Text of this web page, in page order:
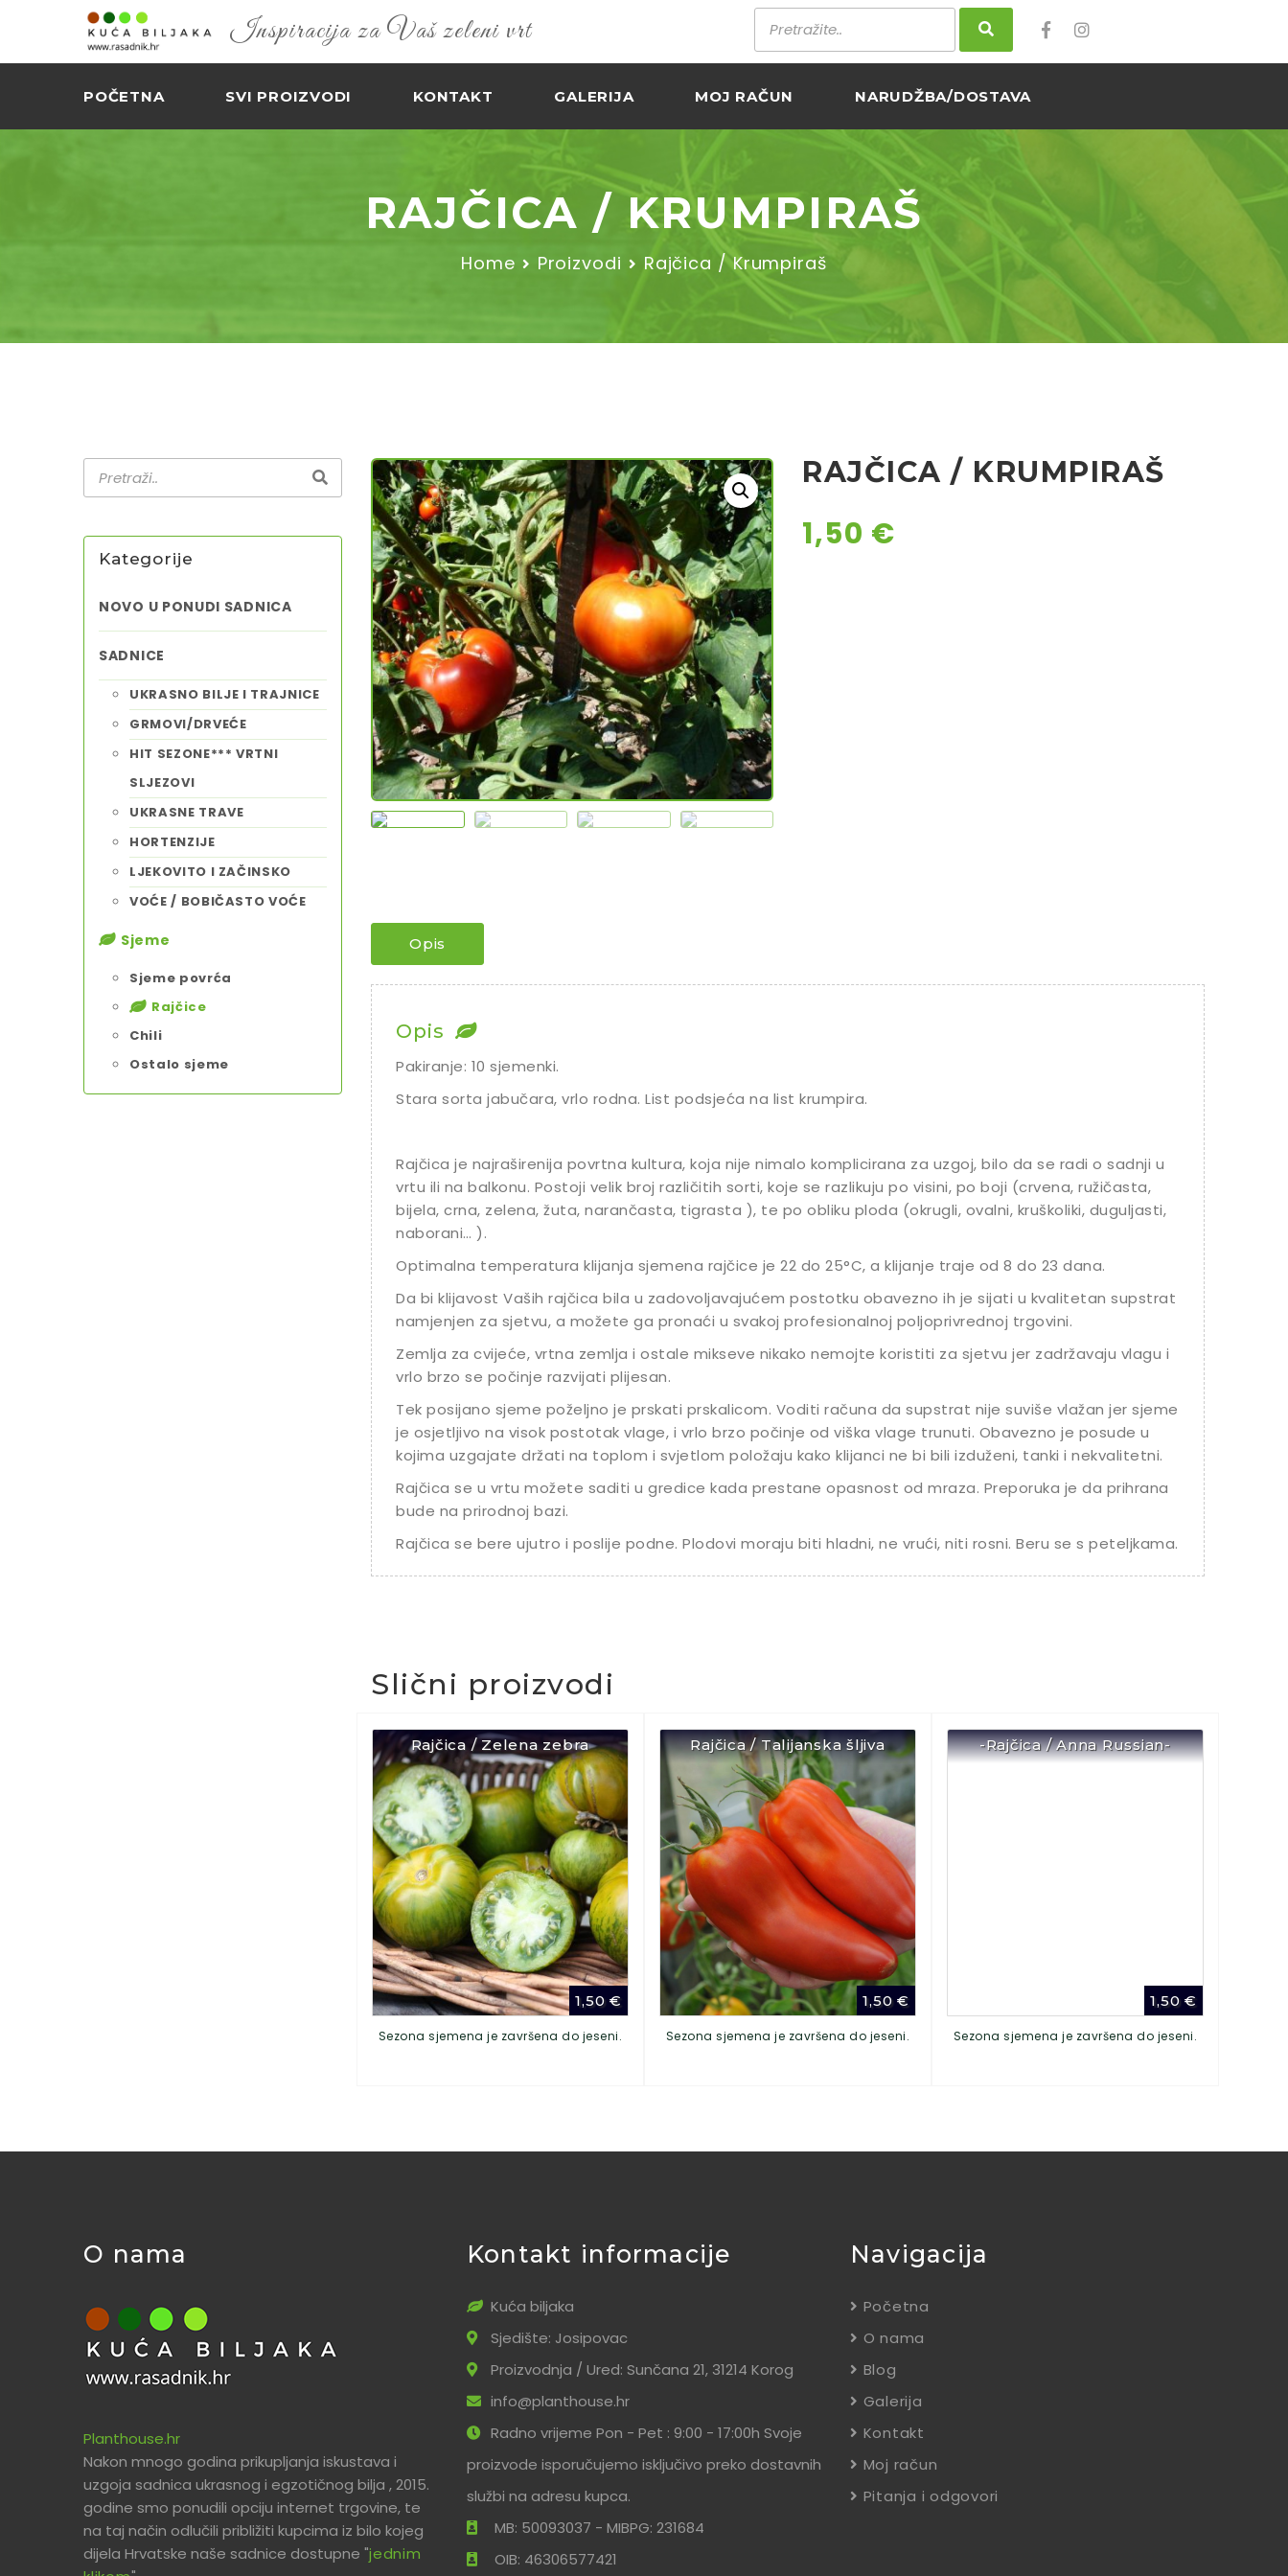
Inspiracija za Vaš zeleni vrt
POČETNA SVI PROIZVODI KONTAKT GALERIJA MOJ RAČUN NARUDŽBA/DOSTAVA
RAJČICA / KRUMPIRAŠ
Home Proizvodi Rajčica / Krumpiraš
Kategorije
NOVO U PONUDI SADNICA
SADNICE
UKRASNO BILJE I TRAJNICE
GRMOVI/DRVEĆE
HIT SEZONE*** VRTNI
SLJEZOVI
UKRASNE TRAVE
HORTENZIJE
LJEKOVITO I ZAČINSKO
VOĆE / BOBIČASTO VOĆE
Sjeme
Sjeme povrća
Rajčice
Chili
Ostalo sjeme
RAJČICA / KRUMPIRAŠ
1,50 €
Opis
Opis
Pakiranje: 10 sjemenki.
Stara sorta jabučara, vrlo rodna. List podsjeća na list krumpira.
Rajčica je najraširenija povrtna kultura, koja nije nimalo komplicirana za uzgoj, bilo da se radi o sadnji u
vrtu ili na balkonu. Postoji velik broj različitih sorti, koje se razlikuju po visini, po boji (crvena, ružičasta,
bijela, crna, zelena, žuta, narančasta, tigrasta ), te po obliku ploda (okrugli, ovalni, kruškoliki, duguljasti,
naborani… ).
Optimalna temperatura klijanja sjemena rajčice je 22 do 25°C, a klijanje traje od 8 do 23 dana.
Da bi klijavost Vaših rajčica bila u zadovoljavajućem postotku obavezno ih je sijati u kvalitetan supstrat
namjenjen za sjetvu, a možete ga pronaći u svakoj profesionalnoj poljoprivrednoj trgovini.
Zemlja za cvijeće, vrtna zemlja i ostale mikseve nikako nemojte koristiti za sjetvu jer zadržavaju vlagu i
vrlo brzo se počinje razvijati plijesan.
Tek posijano sjeme poželjno je prskati prskalicom. Voditi računa da supstrat nije suviše vlažan jer sjeme
je osjetljivo na visok postotak vlage, i vrlo brzo počinje od viška vlage trunuti. Obavezno je posude u
kojima uzgajate držati na toplom i svjetlom položaju kako klijanci ne bi bili izduženi, tanki i nekvalitetni.
Rajčica se u vrtu možete saditi u gredice kada prestane opasnost od mraza. Preporuka je da prihrana
bude na prirodnoj bazi.
Rajčica se bere ujutro i poslije podne. Plodovi moraju biti hladni, ne vrući, niti rosni. Beru se s peteljkama.
Slični proizvodi
Rajčica / Zelena zebra
1,50€
Sezona sjemena je završena do jeseni.
Rajčica / Talijanska šljiva
1,50€
Sezona sjemena je završena do jeseni.
-Rajčica / Anna Russian-
1,50€
Sezona sjemena je završena do jeseni.
O nama
Planthouse.hr
Nakon mnogo godina prikupljanja iskustava i
uzgoja sadnica ukrasnog i egzotičnog bilja , 2015.
godine smo ponudili opciju internet trgovine, te
na taj način odlučili približiti kupcima iz bilo kojeg
dijela Hrvatske naše sadnice dostupne "jednim
Kontakt informacije
Kuća biljaka
Sjedište: Josipovac
Proizvodnja / Ured: Sunčana 21, 31214 Korog
info@planthouse.hr
Radno vrijeme Pon - Pet : 9:00 - 17:00h Svoje
proizvode isporučujemo isključivo preko dostavnih
službi na adresu kupca.
MB: 50093037 - MIBPG: 231684
OIB: 46306577421
Navigacija
Početna
O nama
Blog
Galerija
Kontakt
Moj račun
Pitanja i odgovori